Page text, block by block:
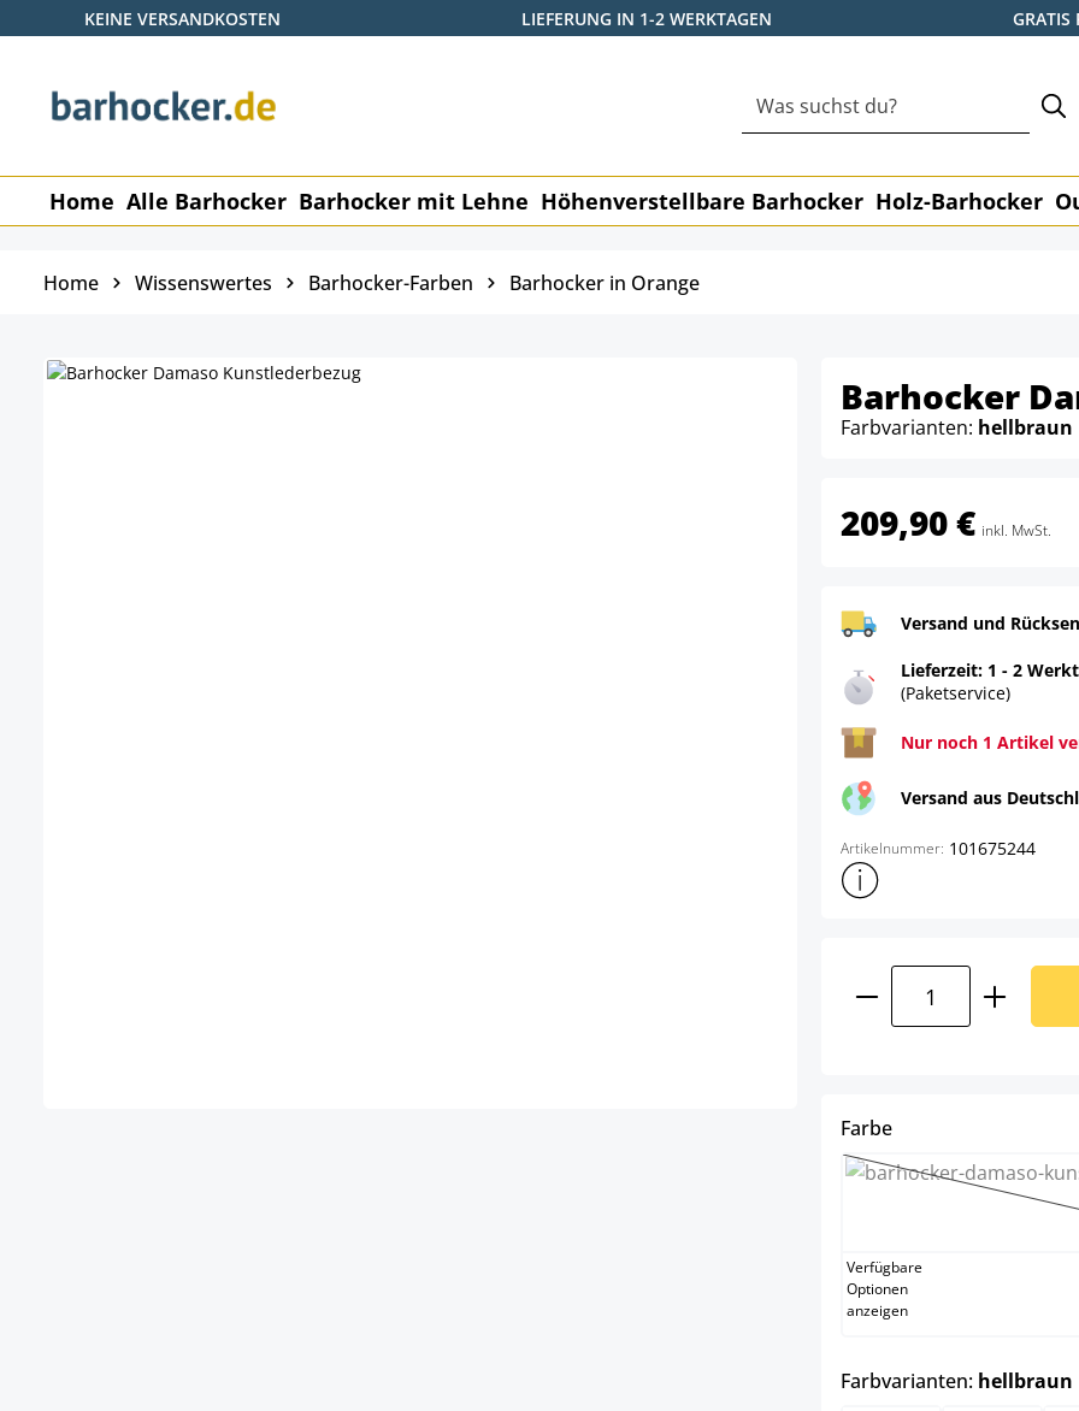
Hauptinhalt springen
Zur Suche springen
Zur Hauptnavigation springen
KEINE VERSANDKOSTEN LIEFERUNG IN 1-2 WERKTAGEN GRATIS
Home Alle Barhocker Barhocker mit Lehne Höhenverstellbare Barhocker Holz-Barhocker
Home Wissenswertes Barhocker-Farben Barhocker in Orange
Barhocker
Farbvarianten: hellbraun
209,90 € inkl. MwSt.
Versand und
Lieferzeit: 1 - 2
(Paketservice)
Nur noch 1 Artikel
Versand aus
Artikelnummer: 101675244
Weitere
Produkt Anzahl:
Farbeauswählen
Verfügbare
Optionen
anzeigen
Farbvarianten: hellbraun